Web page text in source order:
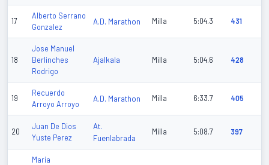
17
Alberto Serrano
Gonzalez
A.D. Marathon Milla 5:04.3 431
18
Jose Manuel
Berlinches
Rodrigo
Ajalkala Milla 5:04.6 428
19
Recuerdo
Arroyo Arroyo
A.D. Marathon Milla 6:33.7 405
20
Juan De Dios
Yuste Perez
At.
Fuenlabrada
Milla 5:08.7 397
Maria